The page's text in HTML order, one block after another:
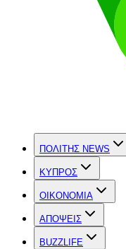
ΠΟΛΙΤΗΣ NEWS
ΚΥΠΡΟΣ
OIKONOMIA
ΑΠΟΨΕΙΣ
BUZZLIFE